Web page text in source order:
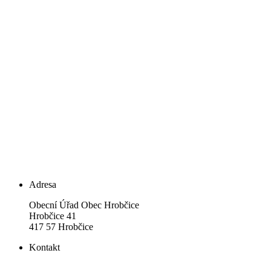
Adresa
Obecní Úřad Obec Hrobčice
Hrobčice 41
417 57 Hrobčice
Kontakt